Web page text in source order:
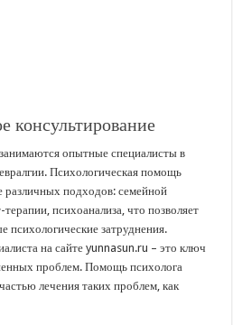
консультирование
опытные специалисты в
Психологическая помощь
различных подходов: семейной
психоанализа, что позволяет
психологические затруднения.
на сайте yunnasun.ru – это ключ
проблем. Помощь психолога
лечения таких проблем, как